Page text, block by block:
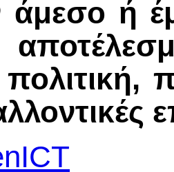
άμεσο ή